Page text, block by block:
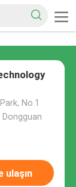
No.1
ulaşın